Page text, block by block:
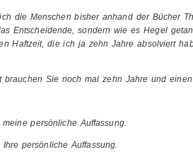
die Menschen bisher anhand der Bücher
Entscheidende, sondern wie es Hegel
Haftzeit, die ich ja zehn Jahre absolviert
brauchen Sie noch mal zehn Jahre und
persönliche Auffassung.
persönliche Auffassung.